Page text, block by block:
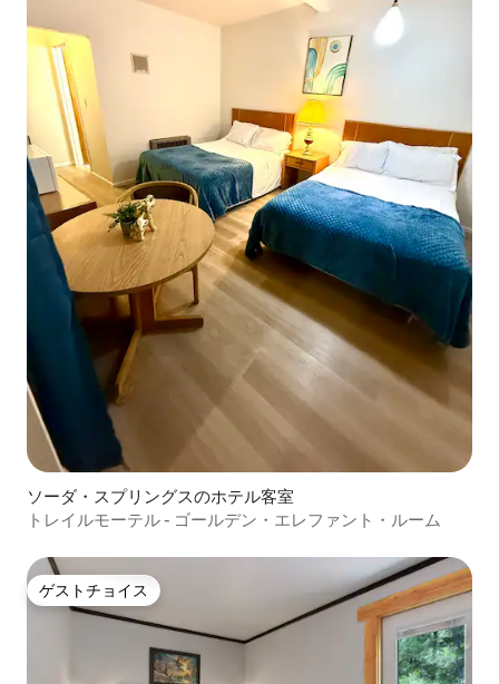
ソーダ・スプリングスのホテル客室
トレイルモーテル - ゴールデン・エレファント・ルーム
ゲストチョイス
ゲストチョイス